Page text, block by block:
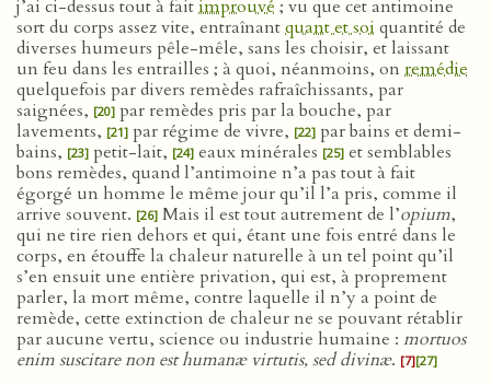
j’ai ci-dessus tout à faitimprouvé ; vu que cet antimoine
sort du corps assez vite, entraînantquant et soi quantité de
diverses humeurs pêle-mêle, sans les choisir, et laissant
un feu dans les entrailles ; à quoi, néanmoins, on remédie
quelquefois par divers remèdes rafraîchissants, par
saignées, [20] par remèdes pris par la bouche, par
lavements, [21] par régime de vivre, [22] par bains et demi-
bains, [23] petit-lait, [24] eaux minérales [25] et semblables
bons remèdes, quand l’antimoine n’a pas tout à fait
égorgé un homme le même jour qu’il l’a pris, comme il
arrive souvent. [26] Mais il est tout autrement de l’opium,
qui ne tire rien dehors et qui, étant une fois entré dans le
corps, en étouffe la chaleur naturelle à un tel point qu’il
s’en ensuit une entière privation, qui est, à proprement
parler, la mort même, contre laquelle il n’y a point de
remède, cette extinction de chaleur ne se pouvant rétablir
par aucune vertu, science ou industrie humaine : mortuos
enim suscitare non est humanæ virtutis, sed divinæ. [7][27]